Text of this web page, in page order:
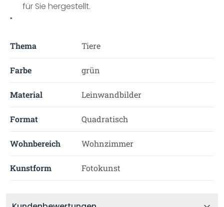
für Sie hergestellt.
"
Thema Tiere
Farbe grün
Material Leinwandbilder
Format Quadratisch
Wohnbereich Wohnzimmer
Kunstform Fotokunst